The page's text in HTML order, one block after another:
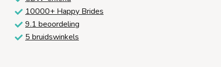
10000+ Happy Brides
9.1 beoordeling
5 bruidswinkels